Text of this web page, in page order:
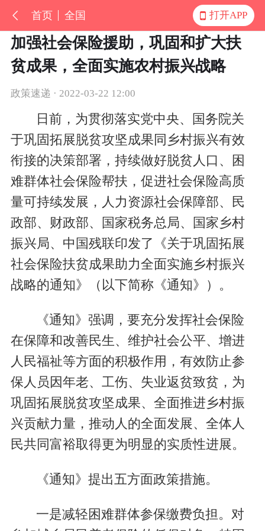
首页 全国 打开APP
加强社会保险援助，巩固和扩大扶
贫成果，全面实施农村振兴战略
政策速递 · 2022-03-22 12:00
日前，为贯彻落实党中央、国务院关
于巩固拓展脱贫攻坚成果同乡村振兴有效
衔接的决策部署，持续做好脱贫人口、困
难群体社会保险帮扶，促进社会保险高质
量可持续发展，人力资源社会保障部、民
政部、财政部、国家税务总局、国家乡村
振兴局、中国残联印发了《关于巩固拓展
社会保险扶贫成果助力全面实施乡村振兴
战略的通知》（以下简称《通知》）。
《通知》强调，要充分发挥社会保险
在保障和改善民生、维护社会公平、增进
人民福祉等方面的积极作用，有效防止参
保人员因年老、工伤、失业返贫致贫，为
巩固拓展脱贫攻坚成果、全面推进乡村振
兴贡献力量，推动人的全面发展、全体人
民共同富裕取得更为明显的实质性进展。
《通知》提出五方面政策措施。
一是减轻困难群体参保缴费负担。对